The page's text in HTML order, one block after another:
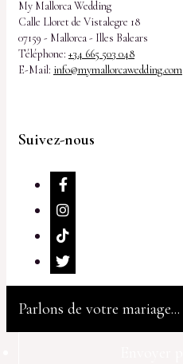
My Mallorca Wedding
Calle Lloret de Vistalegre 18
07159 - Mallorca - Illes Balears
Téléphone: +34 665 503 048
E-Mail: info@mymallorcawedding.com
Suivez-nous
Parlons de votre mariage...